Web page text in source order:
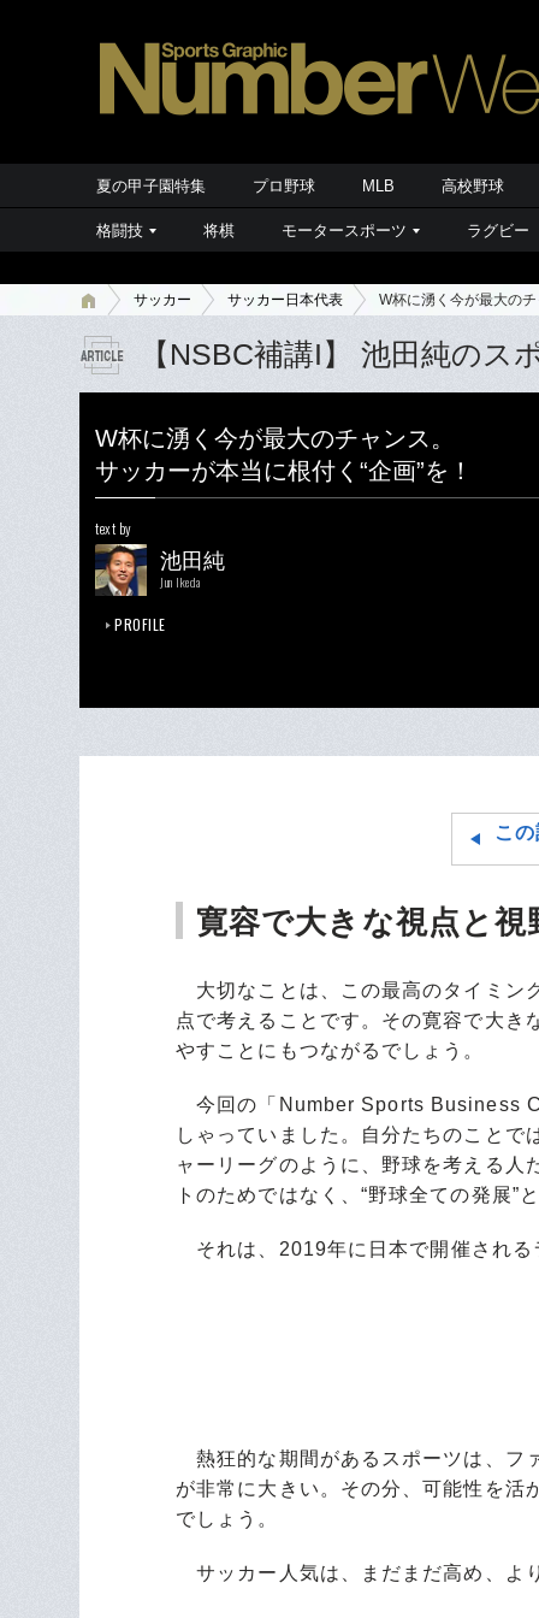
夏の甲子園特集 プロ野球 MLB 高校野球
格闘技 将棋 モータースポーツ ラグビー
サッカー サッカー日本代表 W杯に湧く今が最大の
【NSBC補講I】 池田純のス
W杯に湧く今が最大のチャンス。
サッカーが本当に根付く“企画”を！
text by
池田純
Jun Ikeda
PROFILE
こ
寛容で大きな視点と視
大切なことは、この最高のタイミン
点で考えることです。その寛容で大き
やすことにもつながるでしょう。
今回の「Number Sports Business
しゃっていました。自分たちのこと
ャーリーグのように、野球を考える人
トのためではなく、“野球全ての発展”
それは、2019年に日本で開催される
熱狂的な期間があるスポーツは、フ
が非常に大きい。その分、可能性を活
でしょう。
サッカー人気は、まだまだ高め、よ